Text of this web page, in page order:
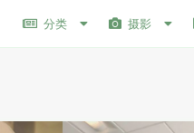
分类 摄影